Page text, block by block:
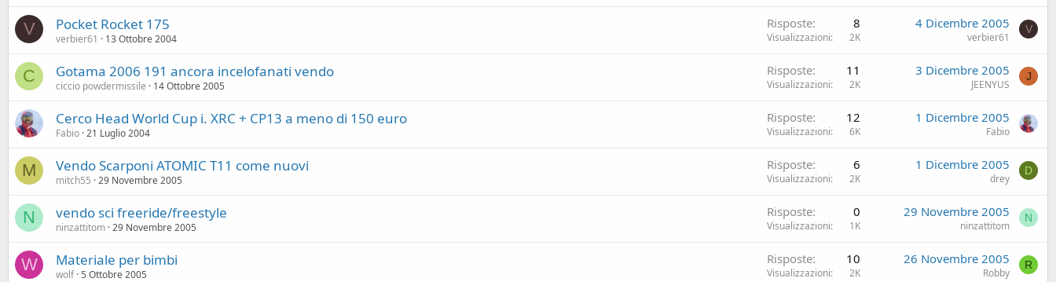
V Pocket Rocket 175
verbier61 13 Ottobre 2004
Risposte 8
Visualizzazioni 2K
4 Dicembre 2005
verbier61
V
C Gotama 2006 191 ancora incelofanati vendo
ciccio powdermissile 14 Ottobre 2005
Risposte 11
Visualizzazioni 2K
3 Dicembre 2005
JEENYUS
J
Cerco Head World Cup i. XRC + CP13 a meno di 150 euro
Fabio 21 Luglio 2004
Risposte 12
Visualizzazioni 6K
1 Dicembre 2005
Fabio
M Vendo Scarponi ATOMIC T11 come nuovi
mitch55 29 Novembre 2005
Risposte 6
Visualizzazioni 2K
1 Dicembre 2005
drey
D
N vendo sci freeride/freestyle
ninzattitom 29 Novembre 2005
Risposte 0
Visualizzazioni 1K
29 Novembre 2005
ninzattitom
N
W Materiale per bimbi
wolf 5 Ottobre 2005
Risposte 10
Visualizzazioni 2K
26 Novembre 2005
Robby
R